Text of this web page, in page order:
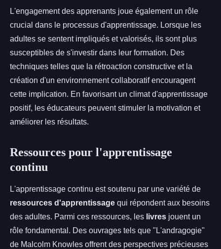
L'engagement des apprenants joue également un rôle
crucial dans le processus d'apprentissage. Lorsque les
adultes se sentent impliqués et valorisés, ils sont plus
susceptibles de s'investir dans leur formation. Des
techniques telles que la rétroaction constructive et la
création d'un environnement collaboratif encouragent
cette implication. En favorisant un climat d'apprentissage
positif, les éducateurs peuvent stimuler la motivation et
améliorer les résultats.
Ressources pour l'apprentissage
continu
L'apprentissage continu est soutenu par une variété de
ressources d'apprentissage qui répondent aux besoins
des adultes. Parmi ces ressources, les livres jouent un
rôle fondamental. Des ouvrages tels que "L'andragogie"
de Malcolm Knowles offrent des perspectives précieuses